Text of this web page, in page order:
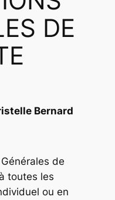
DE
Bernard
de
toutes les
ou en